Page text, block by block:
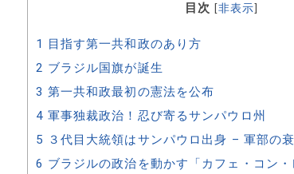
目次 [非表示]
1
目指す第一共和政のあり方
2 ブラジル国旗が誕生
3 第一共和政最初の憲法を公布
4 軍事独裁政治！忍び寄るサンパウロ州
5 ３代目大統領はサンパウロ出身 – 軍部の衰
6 ブラジルの政治を動かす「カフェ・コン・